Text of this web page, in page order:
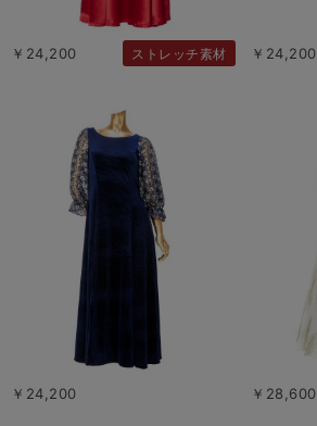
￥24,200 ストレッチ素材 ￥24,200
￥24,200 ￥28,600